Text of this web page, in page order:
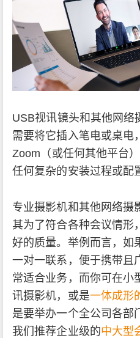
USB视讯镜头和其他网络
需要将它插入笔电或桌电
Zoom（或任何其他平台
任何复杂的安装过程或配
专业摄影机和其他网络摄
其为了符合各种会议情形
好的质量。举例而言，如
一对一联系，便于携带且
常适合业务，而你可在小
讯摄影机，或是一体成形
是要举办一个全公司各部
我们推荐企业级的中大型